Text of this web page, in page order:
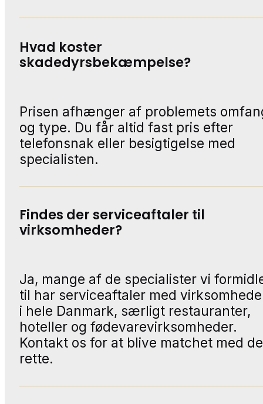
Hvad koster
skadedyrsbekæmpelse?
Prisen afhænger af problemets
og type. Du får altid fast pris efter
telefonsnak eller besigtigelse med
specialisten.
Findes der serviceaftaler til
virksomheder?
Ja, mange af de specialister vi
til har serviceaftaler med
i hele Danmark, særligt restauranter,
hoteller og fødevarevirksomheder.
Kontakt os for at blive matchet med
rette.